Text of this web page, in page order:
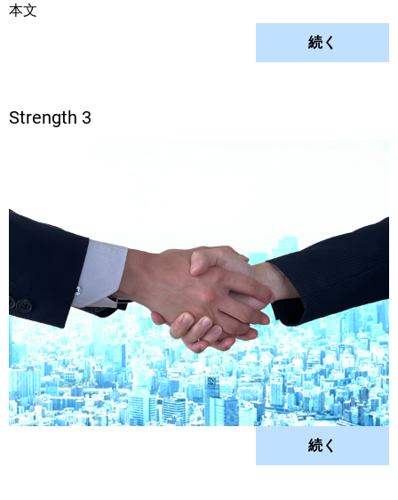
本文
続く
Strength 3
続く